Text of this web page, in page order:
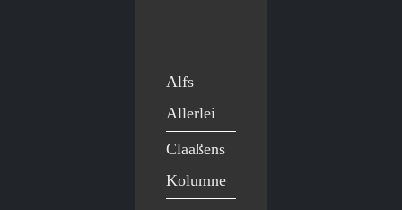
Alfs
Allerlei
Claaßens
Kolumne